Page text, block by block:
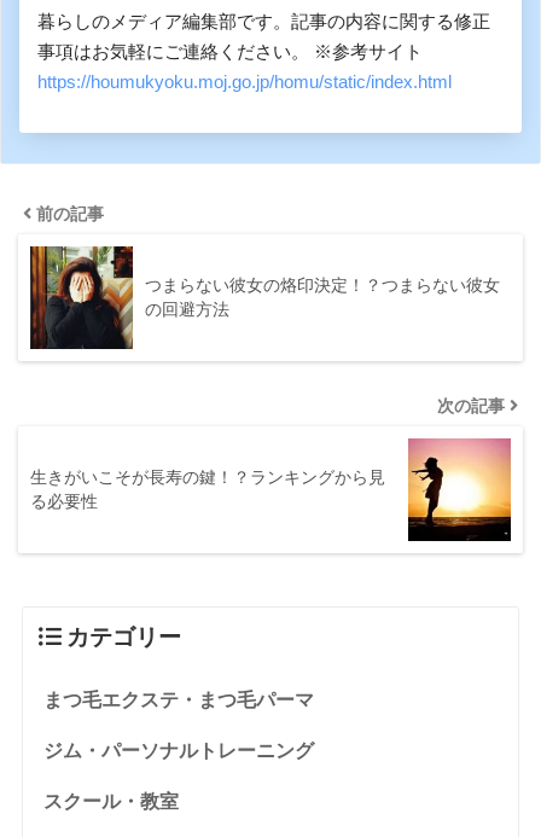
暮らしのメディア編集部です。記事の内容に関する修正
事項はお気軽にご連絡ください。 ※参考サイト
https://houmukyoku.moj.go.jp/homu/static/index.html
前の記事
つまらない彼女の烙印決定！？つまらない彼女
の回避方法
次の記事
生きがいこそが長寿の鍵！？ランキングから見
る必要性
カテゴリー
まつ毛エクステ・まつ毛パーマ
ジム・パーソナルトレーニング
スクール・教室